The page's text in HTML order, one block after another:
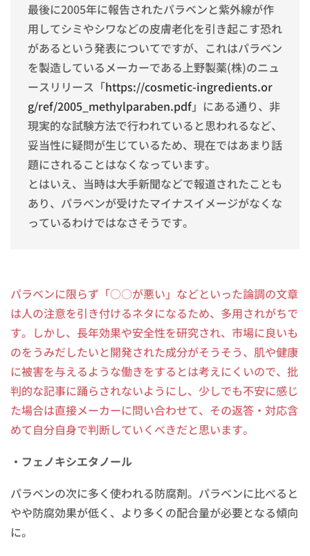
最後に2005年に報告されたパラベンと紫外線が作
用してシミやシワなどの皮膚老化を引き起こす恐れ
があるという発表についてですが、これはパラベン
を製造しているメーカーである上野製薬(株)のニュ
ースリリース「https://cosmetic-ingredients.or
g/ref/2005_methylparaben.pdf」にある通り、非
現実的な試験方法で行われていると思われるなど、
妥当性に疑問が生じているため、現在ではあまり話
題にされることはなくなっています。
とはいえ、当時は大手新聞などで報道されたことも
あり、パラベンが受けたマイナスイメージがなくな
っているわけではなさそうです。
パラベンに限らず「○○が悪い」などといった論調の文章
は人の注意を引き付けるネタになるため、多用されがちで
す。しかし、長年効果や安全性を研究され、市場に良いも
のをうみだしたいと開発された成分がそうそう、肌や健康
に被害を与えるような働きをするとは考えにくいので、批
判的な記事に踊らされないようにし、少しでも不安に感じ
た場合は直接メーカーに問い合わせて、その返答・対応含
めて自分自身で判断していくべきだと思います。
・フェノキシエタノール
パラベンの次に多く使われる防腐剤。パラベンに比べると
やや防腐効果が低く、より多くの配合量が必要となる傾向
に。